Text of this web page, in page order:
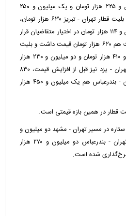
۴۷۰ هزار تومان، یک میلیون و ۲۲۵ هزار تومان و یک میلیون و ۲۵۰
هزار تومان فروخته می‌شد و بلیت قطار تهران - تبریز ۶۳۰ هزار تومان،
۸۱۰ هزار تومان و یک میلیون و ۱۱۴ هزار تومان در اختیار متقاضیان قرار
می‌گرفت. بلیت تهران - رشت هم ۶۲۰ هزار تومان قیمت داشت و بلیت
تهران - زاهدان یک میلیون و ۴۱۰ هزار تومان و دو میلیون و ۲۳۰ هزار
تومان عرضه می‌شد. بلیت تهران - یزد نیز قبل از افزایش قیمت، ۸۳۰
هزار تومان بود و بلیت تهران - بندرعباس هم یک میلیون و ۴۵۰ هزار
قطار در همین بازه قیمتی است.
در مسیر تهران - مشهد دو میلیون و
۹۹۰ هزار تومان، در مسیر تهران - بندرعباس دو میلیون و ۲۷۰ هزار
نرخ‌گذاری شده است.